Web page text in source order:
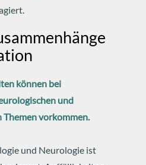
können bei
und
vorkommen.
und Neurologie ist